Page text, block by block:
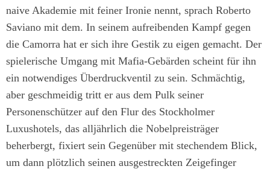
naive Akademie mit feiner Ironie nennt, sprach Roberto
Saviano mit dem. In seinem aufreibenden Kampf gegen
die Camorra hat er sich ihre Gestik zu eigen gemacht. Der
spielerische Umgang mit Mafia-Gebärden scheint für ihn
ein notwendiges Überdruckventil zu sein. Schmächtig,
aber geschmeidig tritt er aus dem Pulk seiner
Personenschützer auf den Flur des Stockholmer
Luxushotels, das alljährlich die Nobelpreisträger
beherbergt, fixiert sein Gegenüber mit stechendem Blick,
um dann plötzlich seinen ausgestreckten Zeigefinger